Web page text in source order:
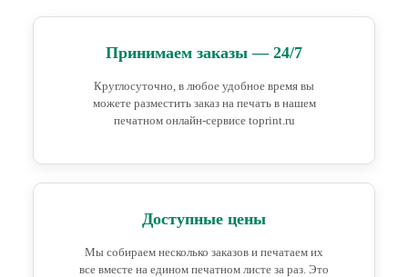
Принимаем заказы — 24/7
Круглосуточно, в любое удобное время вы
можете разместить заказ на печать в нашем
печатном онлайн-сервисе toprint.ru
Доступные цены
Мы собираем несколько заказов и печатаем их
все вместе на едином печатном листе за раз. Это